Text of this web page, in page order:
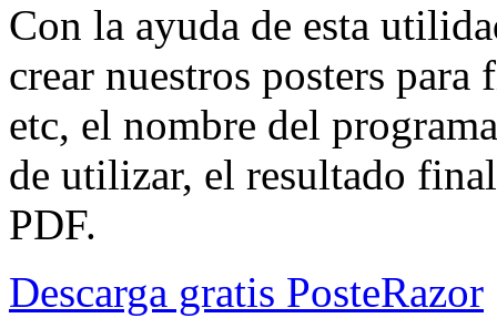
Con la ayuda de esta
crear nuestros posters
etc, el nombre del
de utilizar, el resultado
PDF.
Descarga gratis PosteRazor